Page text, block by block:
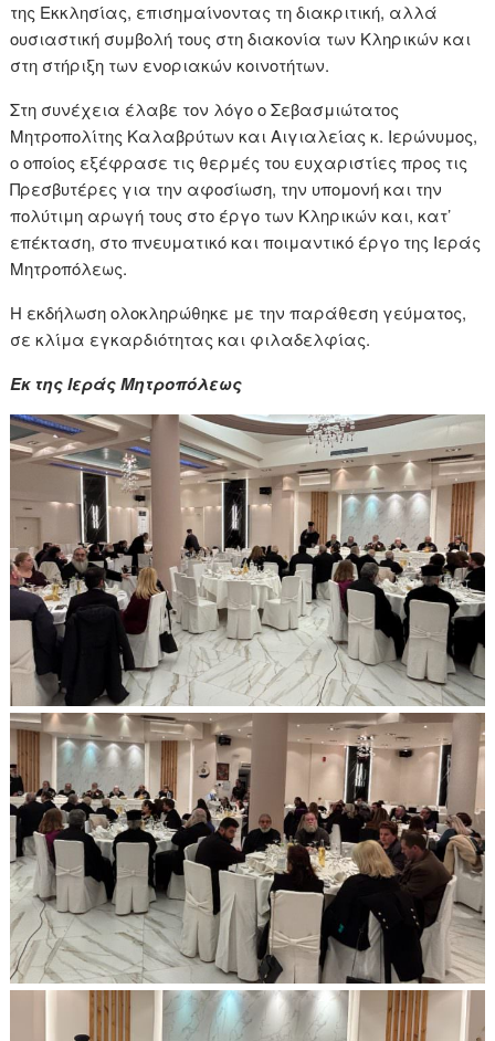
της Εκκλησίας, επισημαίνοντας τη διακριτική, αλλά
ουσιαστική συμβολή τους στη διακονία των Κληρικών και
στη στήριξη των ενοριακών κοινοτήτων.
Στη συνέχεια έλαβε τον λόγο ο Σεβασμιώτατος
Μητροπολίτης Καλαβρύτων και Αιγιαλείας κ. Ιερώνυμος,
ο οποίος εξέφρασε τις θερμές του ευχαριστίες προς τις
Πρεσβυτέρες για την αφοσίωση, την υπομονή και την
πολύτιμη αρωγή τους στο έργο των Κληρικών και, κατ’
επέκταση, στο πνευματικό και ποιμαντικό έργο της Ιεράς
Μητροπόλεως.
Η εκδήλωση ολοκληρώθηκε με την παράθεση γεύματος,
σε κλίμα εγκαρδιότητας και φιλαδελφίας.
Εκ της Ιεράς Μητροπόλεως